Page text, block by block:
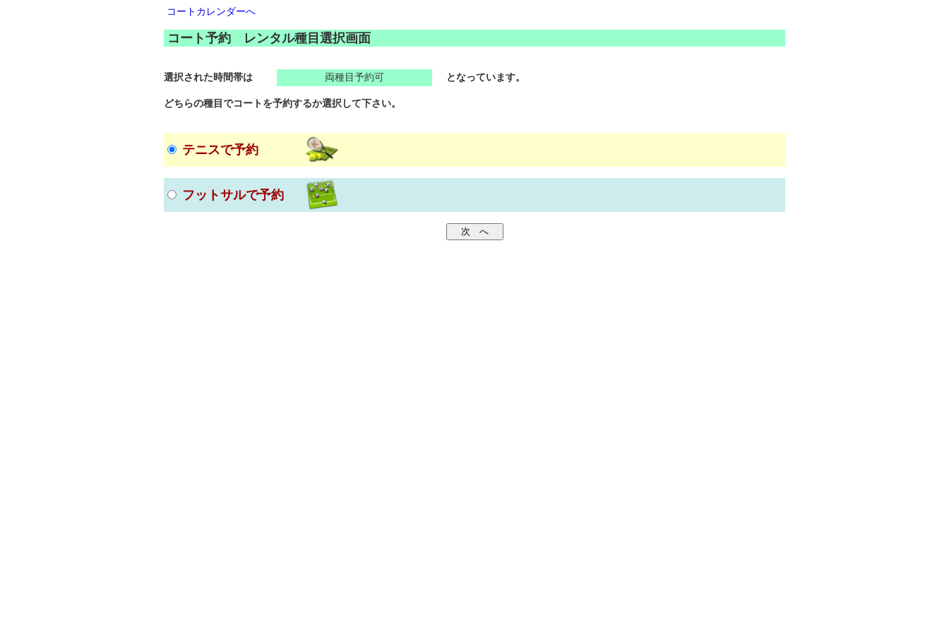
コートカレンダーへ
コート予約 レンタル種目選択画面
選択された時間帯は 両種目予約可 となっています。
どちらの種目でコートを予約するか選択して下さい。
テニスで予約
フットサルで予約